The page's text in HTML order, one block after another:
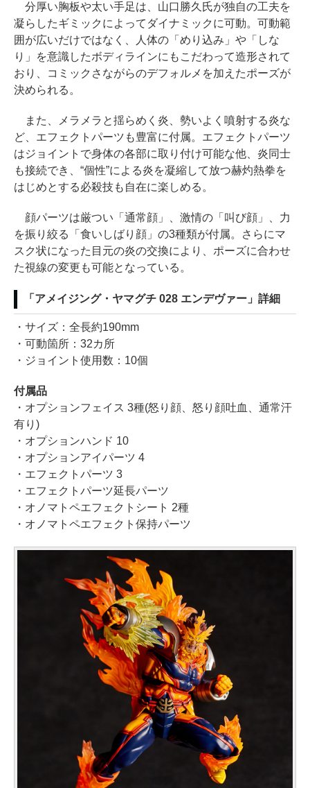
分厚い胸板や太い手足は、山口勝久氏が独自の工夫を
凝らしたギミックによってダイナミックに可動。可動範
囲が広いだけではなく、人体の「めり込み」や「しな
り」を意識したボディラインにもこだわって造形されて
おり、コミックさながらのデフォルメを加えたポーズが
決められる。
また、メラメラと揺らめく炎、勢いよく噴射する炎な
ど、エフェクトパーツも豊富に付属。エフェクトパーツ
はジョイントで身体の各部に取り付け可能な他、炎同士
も接続でき、“個性”による炎を凝縮して放つ赫灼熱拳を
はじめとする必殺技も自在に楽しめる。
顔パーツは厳つい「通常顔」、激情の「叫び顔」、力
を振り絞る「食いしばり顔」の3種類が付属。さらにマ
スク状になった目元の炎の交換により、ポーズに合わせ
た視線の変更も可能となっている。
「アメイジング・ヤマグチ 028 エンデヴァー」詳細
・サイズ：全長約190mm
・可動箇所：32カ所
・ジョイント使用数：10個
付属品
・オプションフェイス 3種(怒り顔、怒り顔吐血、通常汗
有り)
・オプションハンド 10
・オプションアイパーツ 4
・エフェクトパーツ 3
・エフェクトパーツ延長パーツ
・オノマトペエフェクトシート 2種
・オノマトペエフェクト保持パーツ